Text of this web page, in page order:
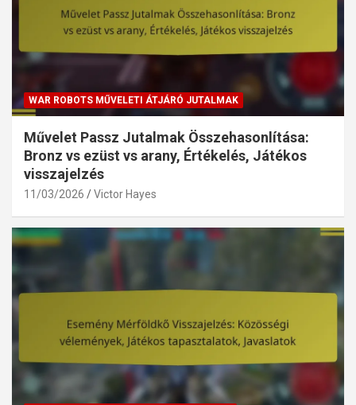
WAR ROBOTS MŰVELETI ÁTJÁRÓ JUTALMAK
Művelet Passz Jutalmak Összehasonlítása:
Bronz vs ezüst vs arany, Értékelés, Játékos
visszajelzés
11/03/2026 Victor Hayes